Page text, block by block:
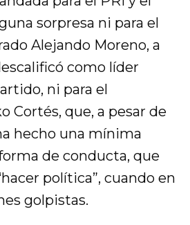
sorpresa ni para el
Alejando Moreno, a
como líder
ni para el
Cortés, que, a pesar de
hecho una mínima
de conducta, que
política”, cuando en
golpistas.